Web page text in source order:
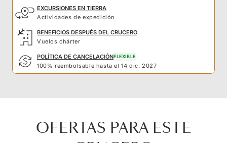
EXCURSIONES EN TIERRA
Actividades de expedición
BENEFICIOS DESPUÉS DEL CRUCERO
Vuelos chárter
POLÍTICA DE CANCELACIÓNFLEXIBLE
100% reembolsable hasta el 14 dic. 2027
OFERTAS PARA ESTE